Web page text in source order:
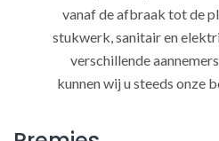
vanaf de afbraak tot de
stukwerk, sanitair en
verschillende
kunnen wij u steeds onze